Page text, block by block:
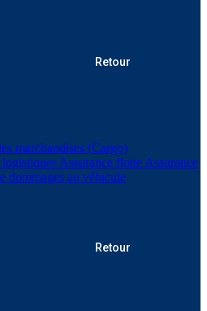
Retour
marchandises (Cargo)
Assurance flotte Assurance
dommages au véhicule
Retour